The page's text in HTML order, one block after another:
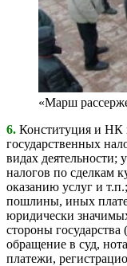
«Марш
6. Конституция и НК
государственных
видах деятельности;
налогов по сделкам
оказанию услуг и
пошлины, иных
юридически
стороны
обращение в суд,
платежи,